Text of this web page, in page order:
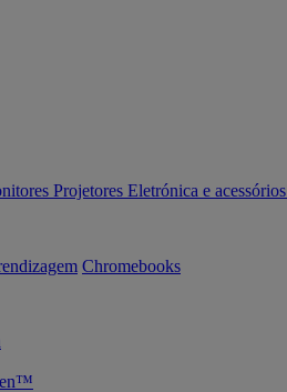
Projetores Eletrónica e acessórios
Chromebooks